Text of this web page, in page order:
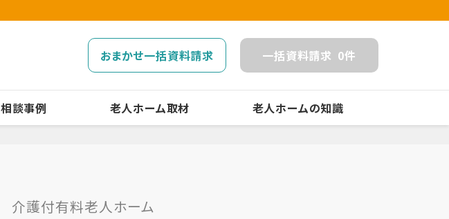
おまかせ一括資料請求 一括資料請求 0件
相談事例 老人ホーム取材 老人ホームの知識
介護付有料老人ホーム